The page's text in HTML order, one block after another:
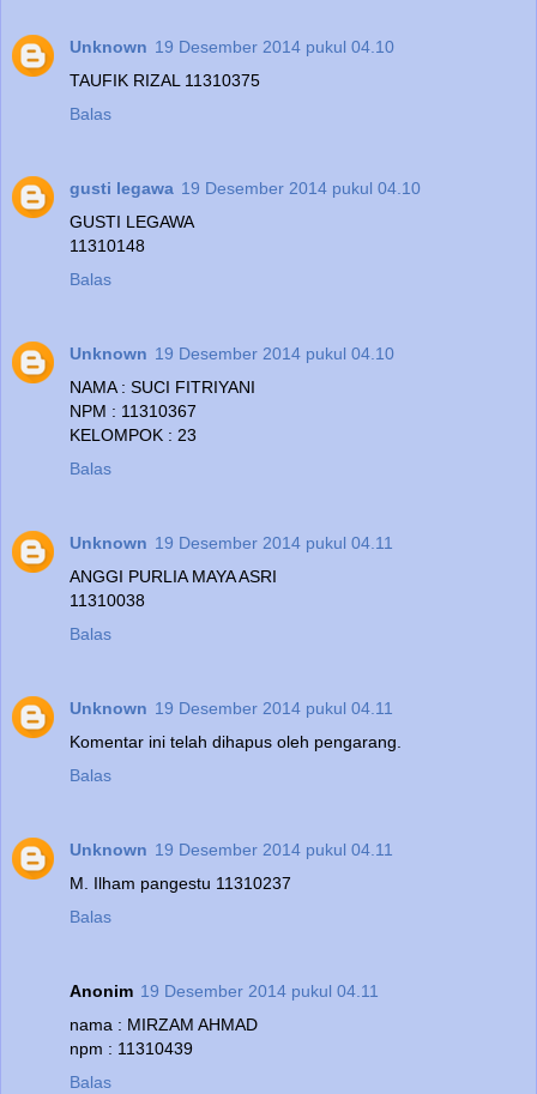
Unknown 19 Desember 2014 pukul 04.10
TAUFIK RIZAL 11310375
Balas
gusti legawa 19 Desember 2014 pukul 04.10
GUSTI LEGAWA
11310148
Balas
Unknown 19 Desember 2014 pukul 04.10
NAMA : SUCI FITRIYANI
NPM : 11310367
KELOMPOK : 23
Balas
Unknown 19 Desember 2014 pukul 04.11
ANGGI PURLIA MAYA ASRI
11310038
Balas
Unknown 19 Desember 2014 pukul 04.11
Komentar ini telah dihapus oleh pengarang.
Balas
Unknown 19 Desember 2014 pukul 04.11
M. Ilham pangestu 11310237
Balas
Anonim 19 Desember 2014 pukul 04.11
nama : MIRZAM AHMAD
npm : 11310439
Balas